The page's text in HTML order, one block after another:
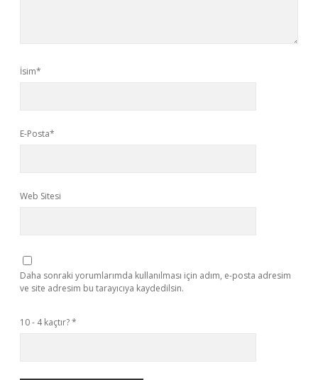
İsim*
E-Posta*
Web Sitesi
Daha sonraki yorumlarımda kullanılması için adım, e-posta adresim
ve site adresim bu tarayıcıya kaydedilsin.
10 - 4 kaçtır?*